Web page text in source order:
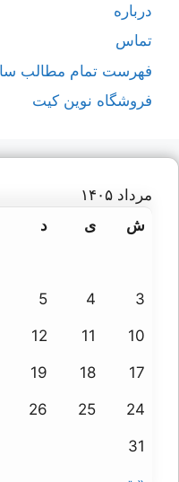
درباره
تماس
فهرست تمام مطالب
فروشگاه نوین کیت
مرداد ۱۴۰۵
ش
ی د
3
4
5
10
11
12
17
18
19
24
25
26
31